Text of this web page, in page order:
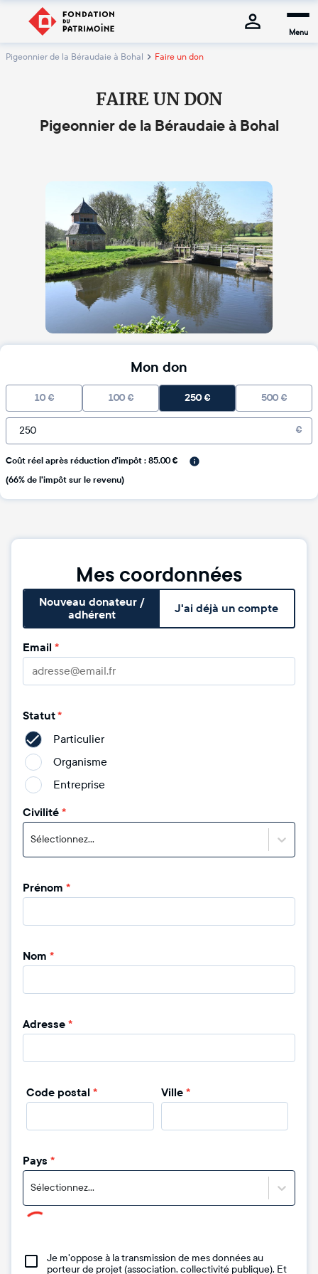
Menu
Pigeonnier de la Béraudaie à Bohal Faire un don
FAIRE UN DON
Pigeonnier de la Béraudaie à Bohal
Mon don
10 € 100 € 250€ 500 €
€
Coût réel après réduction d'impôt : 85.00 €
(66% de l'impôt sur le revenu)
Mes coordonnées
Nouveau donateur /
adhérent
J'ai déjà un compte
Email *
Statut*
Particulier
Organisme
Entreprise
Civilité*
Sélectionnez...
Prénom *
Nom *
Adresse*
Code postal * Ville *
Pays *
Sélectionnez...
Je m'oppose à la transmission de mes données au
porteur de projet (association, collectivité publique). Et